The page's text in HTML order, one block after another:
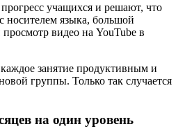
учащихся и решают, что
носителем языка, большой
видео на YouTube в
занятие продуктивным и
группы. Только так случается
на один уровень